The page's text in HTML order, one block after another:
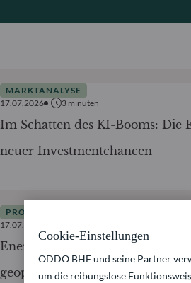
MARKTANALYSE
17.07.2026
3 minuten
Im Schatten des KI-Booms: Die
neuer Investmentchancen
PRODUKTE
17.07.2026
Energiesicherheit – Warum
geopolitisch unverzichtbar und
Cookie-Einstellungen
ODDO BHF und seine Partner
um die reibungslose